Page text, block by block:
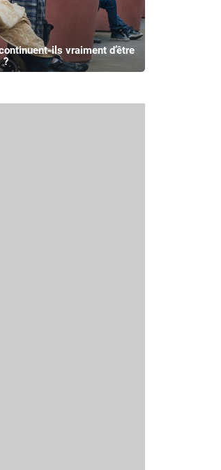
ils vraiment d’être
?